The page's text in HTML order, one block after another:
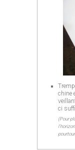
chine
ci
(Pour